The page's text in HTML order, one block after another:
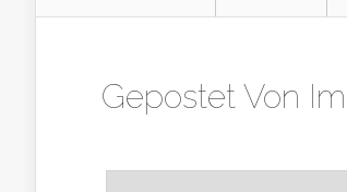
Gepostet Von